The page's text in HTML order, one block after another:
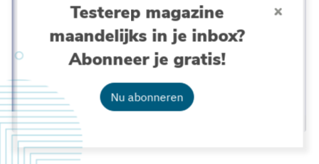
Testerep magazine
maandelijks in je inbox?
Abonneer je gratis!
Nu abonneren
Blue-Cloud